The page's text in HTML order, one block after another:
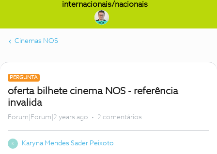
internacionais/nacionais
Cinemas NOS
PERGUNTA
oferta bilhete cinema NOS - referência
invalida
Forum|Forum|2 years ago 2 comentários
K Karyna Mendes Sader Peixoto